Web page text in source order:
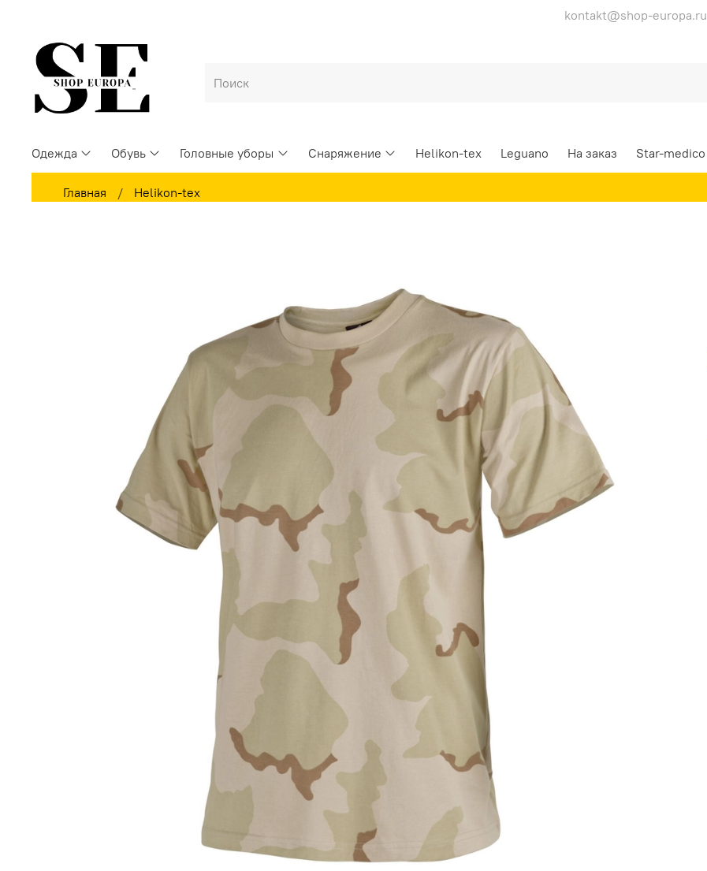
kontakt@shop-europa.ru
Одежда Обувь Головные уборы Снаряжение Helikon-tex Leguano На заказ Star-medico
Главная Helikon-tex